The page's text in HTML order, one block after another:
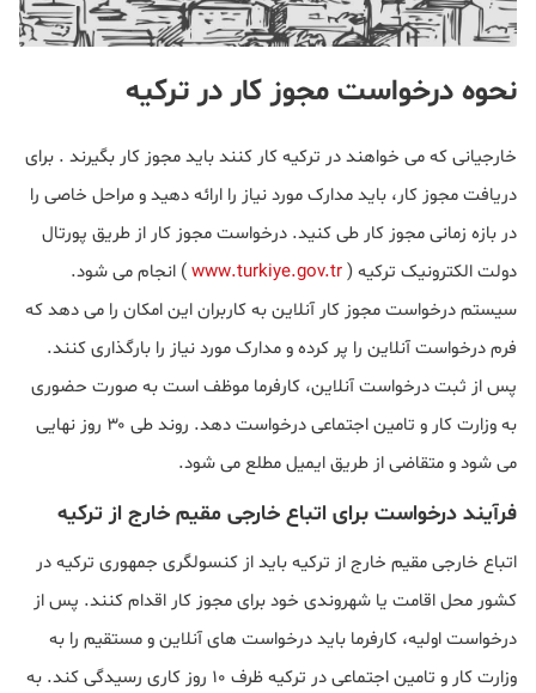
نحوه درخواست مجوز کار در ترکیه
خارجیانی که می خواهند در ترکیه کار کنند باید مجوز کار بگیرند . برای
دریافت مجوز کار، باید مدارک مورد نیاز را ارائه دهید و مراحل خاصی را
در بازه زمانی مجوز کار طی کنید. درخواست مجوز کار از طریق پورتال
دولت الکترونیک ترکیه (www.turkiye.gov.tr) انجام می شود.
سیستم درخواست مجوز کار آنلاین به کاربران این امکان را می دهد که
فرم درخواست آنلاین را پر کرده و مدارک مورد نیاز را بارگذاری کنند.
پس از ثبت درخواست آنلاین، کارفرما موظف است به صورت حضوری
به وزارت کار و تامین اجتماعی درخواست دهد. روند طی ۳۰ روز نهایی
می شود و متقاضی از طریق ایمیل مطلع می شود.
فرآیند درخواست برای اتباع خارجی مقیم خارج از ترکیه
اتباع خارجی مقیم خارج از ترکیه باید از کنسولگری جمهوری ترکیه در
کشور محل اقامت یا شهروندی خود برای مجوز کار اقدام کنند. پس از
درخواست اولیه، کارفرما باید درخواست های آنلاین و مستقیم را به
وزارت کار و تامین اجتماعی در ترکیه ظرف ۱۰ روز کاری رسیدگی کند. به